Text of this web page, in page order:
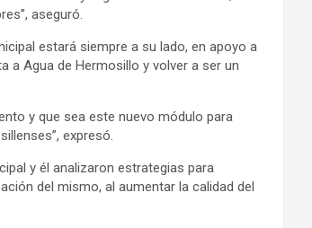
aseguró.
estará siempre a su lado, en apoyo a
a Agua de Hermosillo y volver a ser un
y que sea este nuevo módulo para
expresó.
y él analizaron estrategias para
del mismo, al aumentar la calidad del